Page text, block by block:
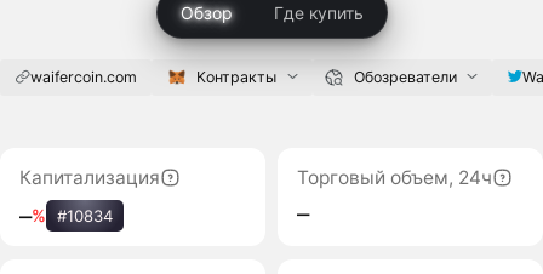
Обзор Где купить
waifercoin.com Контракты Обозреватели
Капитализация
‒% #10834
Торговый объем, 24ч
‒